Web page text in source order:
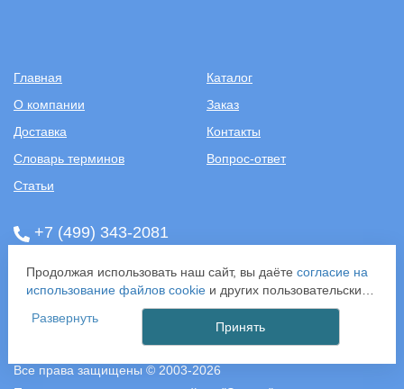
Главная
Каталог
О компании
Заказ
Доставка
Контакты
Словарь терминов
Вопрос-ответ
Статьи
+7 (499) 343-2081
ООО «САНТЕХПОСТАВКА»
ИНН: 7731286301
ОГРН: 1157746583092
121357, г. Москва, ул. Верейская, д. 29, стр. 35
Все права защищены © 2003-2026
Продолжая использовать наш сайт, вы даёте согласие на
использование файлов cookieи других пользовательских
данных (включая IP-адрес, сведения о местоположении,
устройстве, действиях на сайте и т. п.) для
функционирования сайта, проведения статистических
исследований, ретаргетинга и использования систем
аналитики (например, Яндекс.Метрика), в соответствии с
Развернуть
Принять